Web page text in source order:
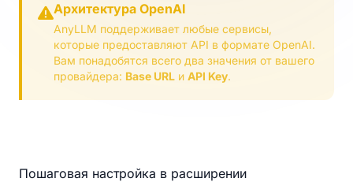
Архитектура OpenAI
AnyLLM поддерживает любые сервисы,
которые предоставляют API в формате OpenAI.
Вам понадобятся всего два значения от вашего
провайдера: Base URL и API Key.
Пошаговая настройка в расширении